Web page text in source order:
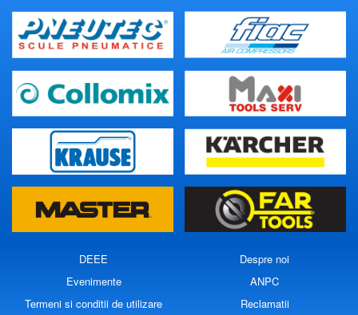
DEEE
Despre noi
Evenimente
ANPC
Termeni si conditii de utilizare
Reclamatii